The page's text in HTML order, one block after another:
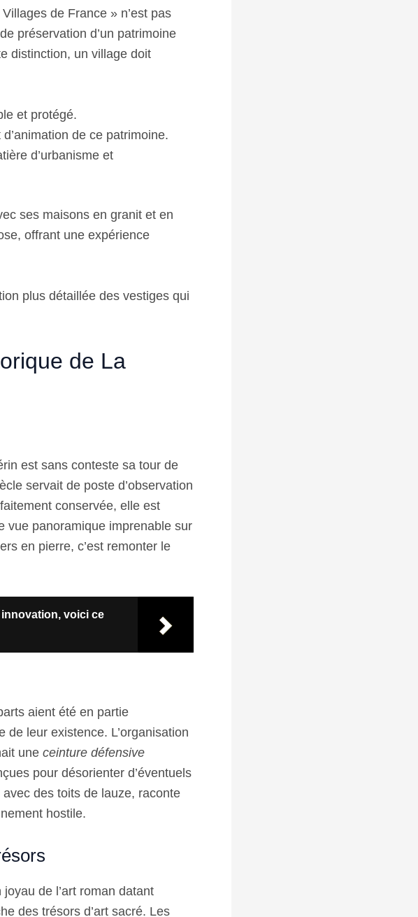
de France » n’est pas
préservation d’un patrimoine
distinction, un village doit
et protégé.
de ce patrimoine.
d’urbanisme et
ses maisons en granit et en
offrant une expérience
plus détaillée des vestiges qui
de La
est sans conteste sa tour de
servait de poste d’observation
conservée, elle est
vue panoramique imprenable sur
en pierre, c’est remonter le
voici ce
aient été en partie
leur existence. L’organisation
une ceinture défensive
pour désorienter d’éventuels
des toits de lauze, raconte
hostile.
de l’art roman datant
des trésors d’art sacré. Les